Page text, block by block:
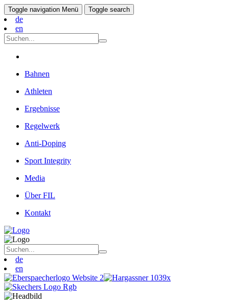
Toggle navigation Menü Toggle search
de
en
Bahnen
Athleten
Ergebnisse
Regelwerk
Anti-Doping
Sport Integrity
Media
Über FIL
Kontakt
de
en